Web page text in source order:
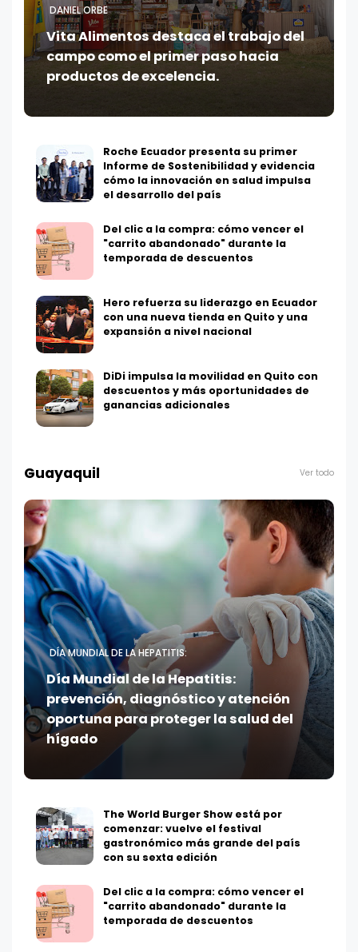
DANIEL ORBE
Vita Alimentos destaca el trabajo del
campo como el primer paso hacia
productos de excelencia.
Roche Ecuador presenta su primer
Informe de Sostenibilidad y evidencia
cómo la innovación en salud impulsa
el desarrollo del país
Del clic a la compra: cómo vencer el
"carrito abandonado" durante la
temporada de descuentos
Hero refuerza su liderazgo en Ecuador
con una nueva tienda en Quito y una
expansión a nivel nacional
DiDi impulsa la movilidad en Quito con
descuentos y más oportunidades de
ganancias adicionales
Guayaquil Ver todo
DÍA MUNDIAL DE LA HEPATITIS:
Día Mundial de la Hepatitis:
prevención, diagnóstico y atención
oportuna para proteger la salud del
hígado
The World Burger Show está por
comenzar: vuelve el festival
gastronómico más grande del país
con su sexta edición
Del clic a la compra: cómo vencer el
"carrito abandonado" durante la
temporada de descuentos